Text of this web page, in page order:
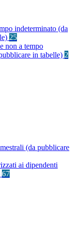
indeterminato (da
25
non a tempo
in tabelle) 2
(da pubblicare
ai dipendenti
67